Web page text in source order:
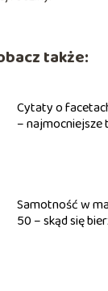
także:
Cytaty o
– najmocniejsze
Samotność w
50 – skąd się